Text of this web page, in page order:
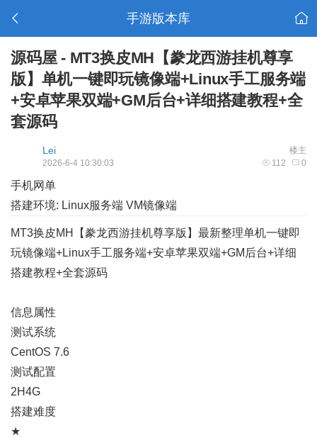
手游版本库
源码屋 - MT3换皮MH【豢龙西游挂机尊享
版】单机一键即玩镜像端+Linux手工服务端
+安卓苹果双端+GM后台+详细搭建教程+全
套源码
楼主
Lei
112 0
2026-6-4 10:30:03
手机网单
搭建环境: Linux服务端 VM镜像端
MT3换皮MH【豢龙西游挂机尊享版】最新整理单机一键即
玩镜像端+Linux手工服务端+安卓苹果双端+GM后台+详细
搭建教程+全套源码
信息属性
测试系统
CentOS 7.6
测试配置
2H4G
搭建难度
★